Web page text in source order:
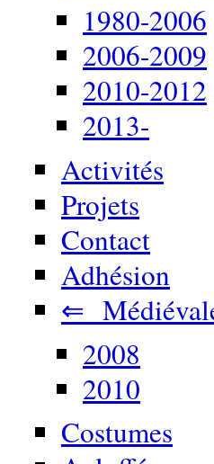
1980-2006
2006-2009
2010-2012
2013-
Activités
Projets
Contact
Adhésion
⇐
2008
2010
Costumes